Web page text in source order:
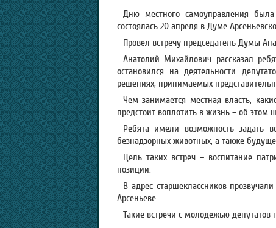
Дню местного самоуправления
состоялась 20 апреля в Думе
Провел встречу председатель Думы
Анатолий Михайлович рассказал
остановился на деятельности
решениях, принимаемых
Чем занимается местная власть,
предстоит воплотить в жизнь – об
Ребята имели возможность задать
безнадзорных животных, а также
Цель таких встреч – воспитание
позиции.
В адрес старшеклассников
Арсеньеве.
Такие встречи с молодежью